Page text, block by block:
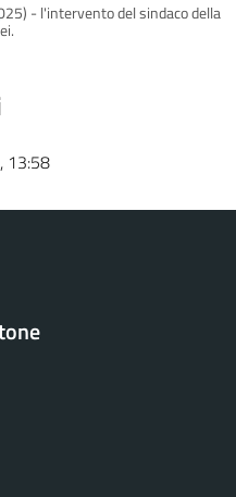
- l'intervento del sindaco della
13:58